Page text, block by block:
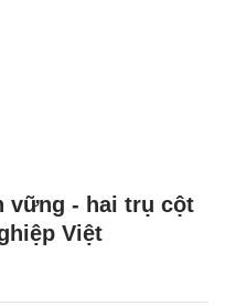
vững - hai trụ cột
Việt